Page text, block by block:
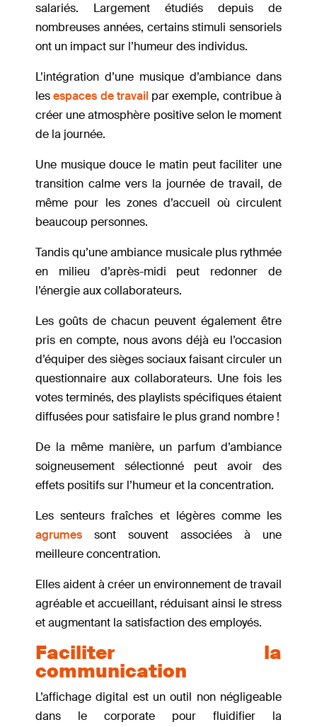
salariés. Largement étudiés depuis de
nombreuses années, certains stimuli sensoriels
ont un impact sur l’humeur des individus.
L’intégration d’une musique d’ambiance dans
lesespaces de travail par exemple, contribue à
créer une atmosphère positive selon le moment
de la journée.
Une musique douce le matin peut faciliter une
transition calme vers la journée de travail, de
même pour les zones d’accueil où circulent
beaucoup personnes.
Tandis qu’une ambiance musicale plus rythmée
en milieu d’après-midi peut redonner de
l’énergie aux collaborateurs.
Les goûts de chacun peuvent également être
pris en compte, nous avons déjà eu l’occasion
d’équiper des sièges sociaux faisant circuler un
questionnaire aux collaborateurs. Une fois les
votes terminés, des playlists spécifiques étaient
diffusées pour satisfaire le plus grand nombre !
De la même manière, un parfum d’ambiance
soigneusement sélectionné peut avoir des
effets positifs sur l’humeur et la concentration.
Les senteurs fraîches et légères comme les
agrumes sont souvent associées à une
meilleure concentration.
Elles aident à créer un environnement de travail
agréable et accueillant, réduisant ainsi le stress
et augmentant la satisfaction des employés.
Faciliter la
communication
L’affichage digital est un outil non négligeable
dans le corporate pour fluidifier la